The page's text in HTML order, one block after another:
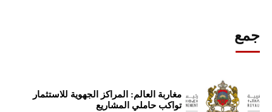
جمع
مغاربة العالم: المراكز الجهوية للاستثمار
تواكب حاملي المشاريع